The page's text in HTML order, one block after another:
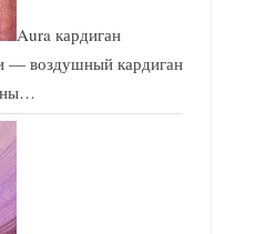
Aura кардиган
— воздушный кардиган